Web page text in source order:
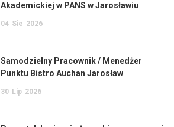
Akademickiej w PANS w Jarosławiu
04 Sie 2026
Samodzielny Pracownik / Menedżer
Punktu Bistro Auchan Jarosław
30 Lip 2026